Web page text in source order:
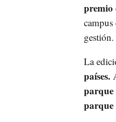
premio
gestión.
La
países.
parque
parque